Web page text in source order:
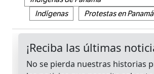
Indígenas
Protestas en Panamá